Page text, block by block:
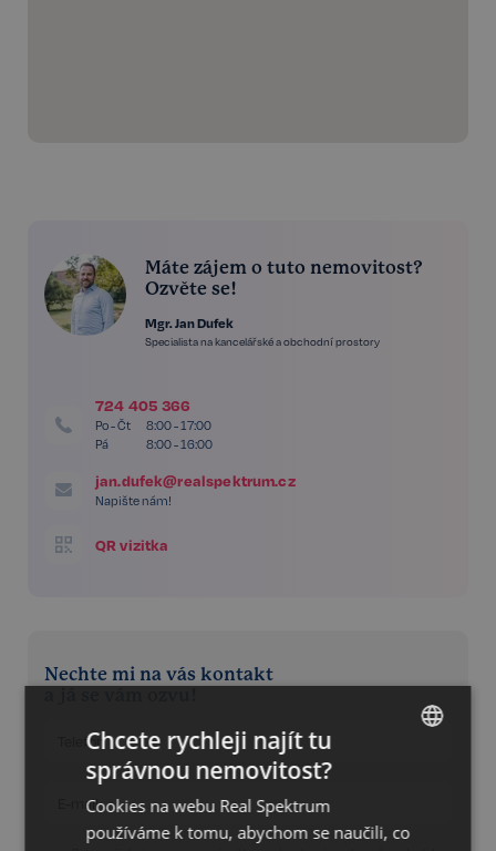
Máte zájem o tuto nemovitost?
Ozvěte se!
Mgr. Jan Dufek
Specialista na kancelářské a obchodní prostory
724 405 366
Po - Čt
8:00 - 17:00
Pá
8:00 - 16:00
jan.dufek@realspektrum.cz
Napište nám!
QR vizitka
Nechte mi na vás kontakt
Chcete rychleji najít tu
správnou nemovitost?
Cookies na webu Real Spektrum
používáme k tomu, abychom se naučili, co